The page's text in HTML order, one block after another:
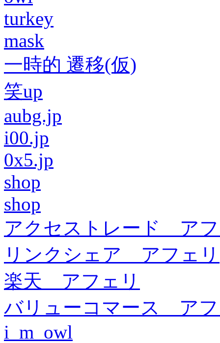
turkey
mask
一時的 遷移(仮)
笑up
aubg.jp
i00.jp
0x5.jp
shop
shop
アクセストレード ア
リンクシェア アフェリ
楽天 アフェリ
バリューコマース ア
i_m_owl